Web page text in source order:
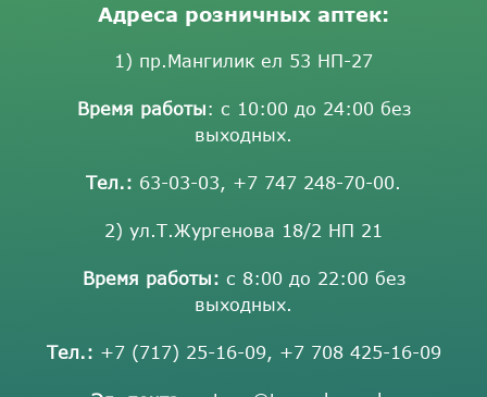
Адреса розничных аптек:
1) пр.Мангилик ел 53 НП-27
Время работы: с 10:00 до 24:00 без
выходных.
Тел.: 63-03-03, +7 747 248-70-00.
2) ул.Т.Жургенова 18/2 НП 21
Время работы: с 8:00 до 22:00 без
выходных.
Тел.: +7 (717) 25-16-09, +7 708 425-16-09